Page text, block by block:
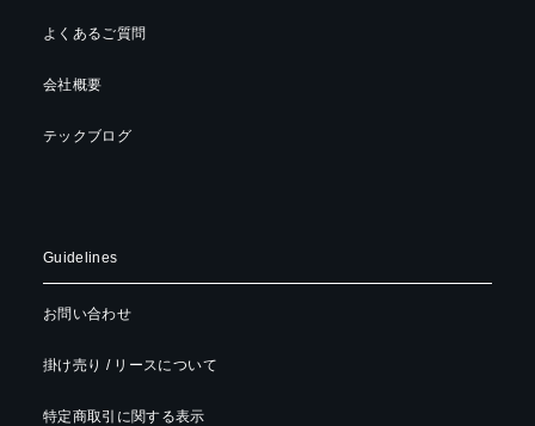
よくあるご質問
会社概要
テックブログ
Guidelines
お問い合わせ
掛け売り / リースについて
特定商取引に関する表示